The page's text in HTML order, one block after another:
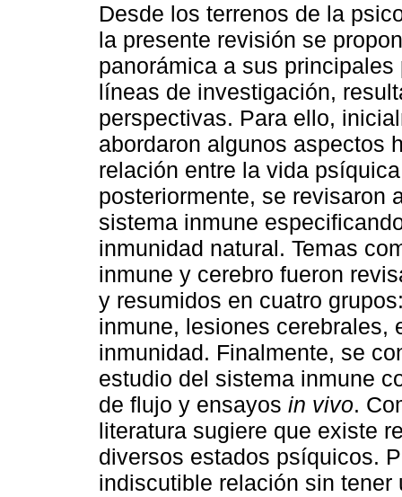
Desde los terrenos de la
la presente revisión se
panorámica a sus principales
líneas de investigación,
perspectivas. Para ello,
abordaron algunos aspectos
relación entre la vida
posteriormente, se revisaron
sistema inmune
inmunidad natural. Temas
inmune y cerebro fueron
y resumidos en cuatro
inmune, lesiones cerebrales,
inmunidad. Finalmente, se
estudio del sistema inmune
de flujo y ensayos in vivo.
literatura sugiere que existe
diversos estados psíquicos.
indiscutible relación sin